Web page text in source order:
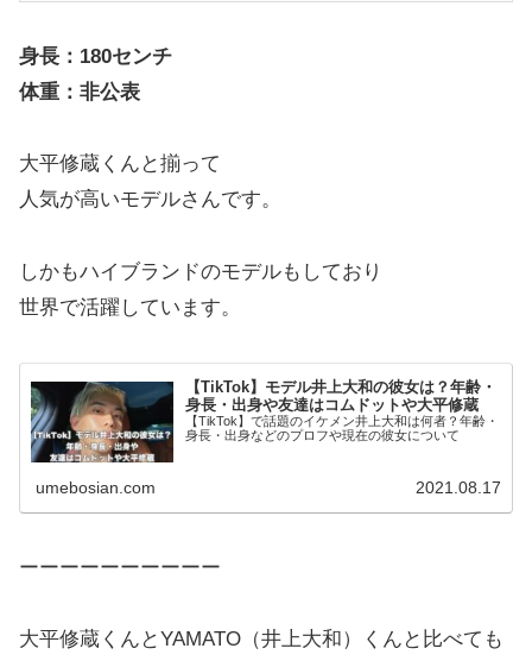
身長：180センチ
体重：非公表
大平修蔵くんと揃って
人気が高いモデルさんです。
しかもハイブランドのモデルもしており
世界で活躍しています。
【TikTok】モデル井上大和の彼女は？年齢・
身長・出身や友達はコムドットや大平修蔵
【TikTok】で話題のイケメン井上大和は何者？年齢・
身長・出身などのプロフや現在の彼女について
umebosian.com 2021.08.17
ーーーーーーーーーー
大平修蔵くんとYAMATO（井上大和）くんと比べても